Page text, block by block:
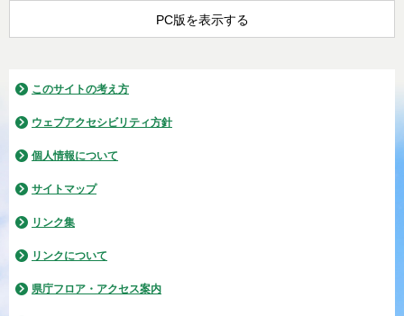
PC版を表示する
このサイトの考え方
ウェブアクセシビリティ方針
個人情報について
サイトマップ
リンク集
リンクについて
県庁フロア・アクセス案内